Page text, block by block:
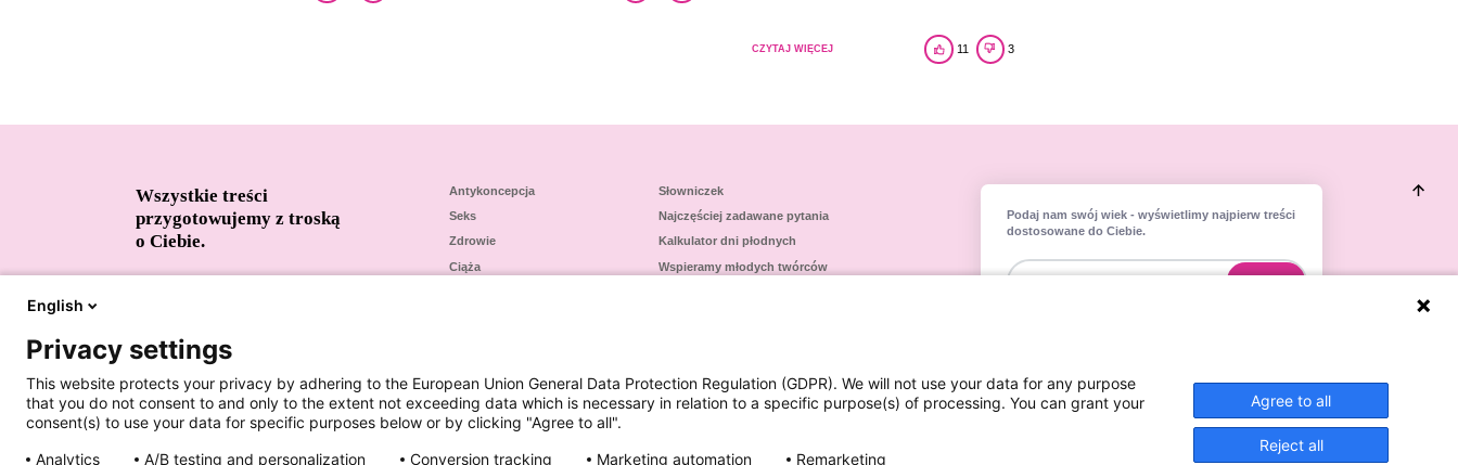
CZYTAJ WIĘCEJ 11 3
Wszystkie treści
przygotowujemy z troską
o Ciebie.
dr n. med. Monika Łukasiewicz, specjalista
ginekolog-położnik, specjalista
endokrynologii ginekologicznej i
rozrodczości, seksuolog
Antykoncepcja
Seks
Zdrowie
Ciąża
Słowniczek
Najczęściej zadawane pytania
Kalkulator dni płodnych
Wspieramy młodych twórców
Podaj nam swój wiek - wyświetlimy najpierw treści
dostosowane do Ciebie.
English
Privacy settings
This website protects your privacy by adhering to the European Union General Data Protection Regulation (GDPR). We will not use your data for any purpose
that you do not consent to and only to the extent not exceeding data which is necessary in relation to a specific purpose(s) of processing. You can grant your
consent(s) to use your data for specific purposes below or by clicking "Agree to all".
Analytics
A/B testing and personalization Conversion tracking Marketing automation Remarketing
Agree to all
Reject all